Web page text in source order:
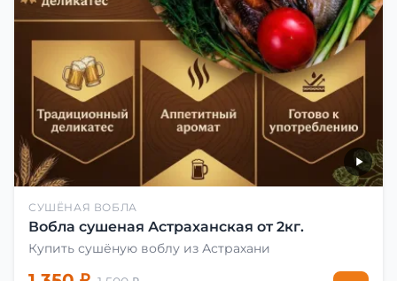
СУШЁНАЯ ВОБЛА
Вобла сушеная Астраханская от 2кг.
Купить сушёную воблу из Астрахани